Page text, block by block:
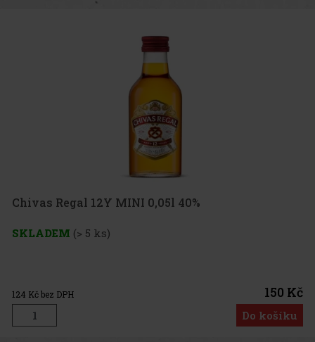
Chivas Regal 12Y MINI 0,05l 40%
SKLADEM (> 5 ks)
124 Kč bez DPH 150 Kč
Do košíku